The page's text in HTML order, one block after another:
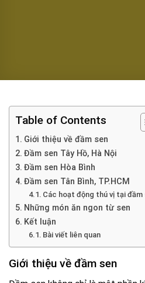
Table of Contents
Giới thiệu về đầm sen
Đầm sen Tây Hồ, Hà Nội
Đầm sen Hòa Bình
Đầm sen Tân Bình, TP.HCM
Các hoạt động thú vị tại đầm
Những món ăn ngon từ sen
Kết luận
Bài viết liên quan
Giới thiệu về đầm sen